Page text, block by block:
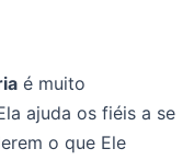
é muito
ajuda os fiéis a se
o que Ele